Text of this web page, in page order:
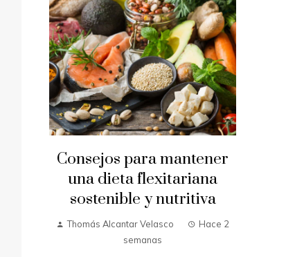
Consejos para mantener
una dieta flexitariana
sostenible y nutritiva
Thomás Alcantar Velasco
Hace 2
semanas